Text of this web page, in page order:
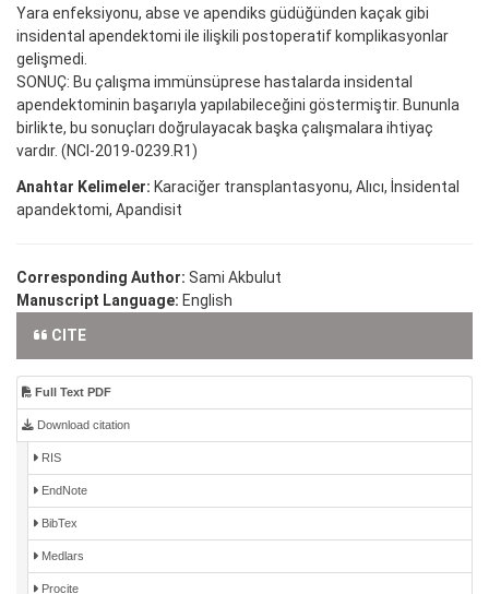
Yara enfeksiyonu, abse ve apendiks güdüğünden kaçak gibi
insidental apendektomi ile ilişkili postoperatif komplikasyonlar
gelişmedi.
SONUÇ: Bu çalışma immünsüprese hastalarda insidental
apendektominin başarıyla yapılabileceğini göstermiştir. Bununla
birlikte, bu sonuçları doğrulayacak başka çalışmalara ihtiyaç
vardır. (NCI-2019-0239.R1)
Anahtar Kelimeler: Karaciğer transplantasyonu, Alıcı, İnsidental
apandektomi, Apandisit
Corresponding Author: Sami Akbulut
Manuscript Language: English
CITE
Full Text PDF
Download citation
RIS
EndNote
BibTex
Medlars
Procite